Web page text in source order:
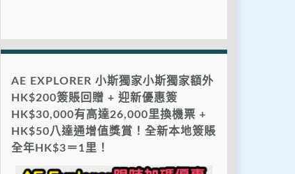
AE EXPLORER 小斯獨家小斯獨家額外
HK$200簽賬回贈 + 迎新優惠簽
HK$30,000有高達26,000里換機票 +
HK$50八達通增值獎賞！全新本地簽賬
全年HK$3＝1里！